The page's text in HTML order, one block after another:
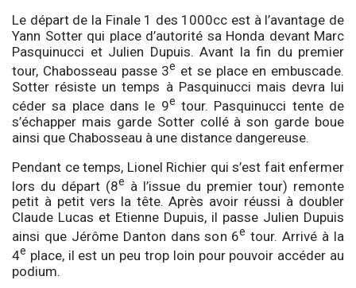
Le départ de la Finale 1 des 1000cc est à l’avantage de
Yann Sotter qui place d’autorité sa Honda devant Marc
Pasquinucci et Julien Dupuis. Avant la fin du premier
tour, Chabosseau passe 3e et se place en embuscade.
Sotter résiste un temps à Pasquinucci mais devra lui
céder sa place dans le 9e tour. Pasquinucci tente de
s’échapper mais garde Sotter collé à son garde boue
ainsi que Chabosseau à une distance dangereuse.
Pendant ce temps, Lionel Richier qui s’est fait enfermer
lors du départ (8e à l’issue du premier tour) remonte
petit à petit vers la tête. Après avoir réussi à doubler
Claude Lucas et Etienne Dupuis, il passe Julien Dupuis
ainsi que Jérôme Danton dans son 6e tour. Arrivé à la
4e place, il est un peu trop loin pour pouvoir accéder au
podium.